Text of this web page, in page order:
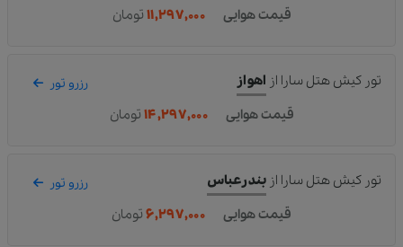
قیمت هوایی ۱۱,۲۹۷,۰۰۰ تومان
تور کیش هتل سارا از اهواز رزرو تور
قیمت هوایی ۱۴,۲۹۷,۰۰۰ تومان
تور کیش هتل سارا از بندرعباس رزرو تور
قیمت هوایی ۶,۲۹۷,۰۰۰ تومان